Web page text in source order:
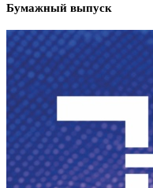
Бумажный выпуск